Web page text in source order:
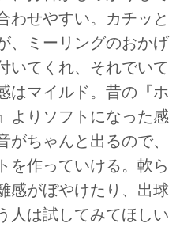
わせやすい。カチッと
、ミーリングのおかげ
いてくれ、それでいて
はマイルド。昔の『ホ
よりソフトになった感
がちゃんと出るので、
を作っていける。軟ら
感がぼやけたり、出球
人は試してみてほしい